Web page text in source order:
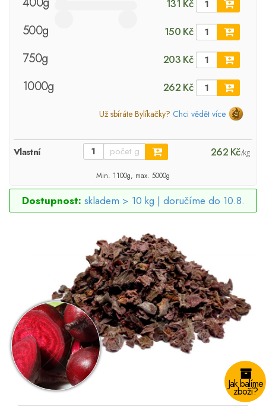
131 Kč
500g 150 Kč
750g 203 Kč
1000g 262 Kč
Už sbíráte Bylíkačky? Chci vědět více
Vlastní 262 Kč/kg
Min. 1100g, max. 5000g
Dostupnost: skladem > 10 kg | doručíme do 10.8.
Jak balíme
zboží?